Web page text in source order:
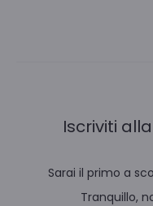
Iscriviti
Sarai il primo a
Tranquillo,